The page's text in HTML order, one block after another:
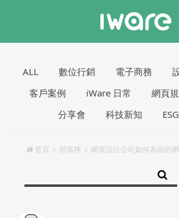
ALL 數位行銷 電子商務
客戶案例
iWare 日常 網頁
分享會
科技新知
首頁 部落格 網頁設計公司如何為你的